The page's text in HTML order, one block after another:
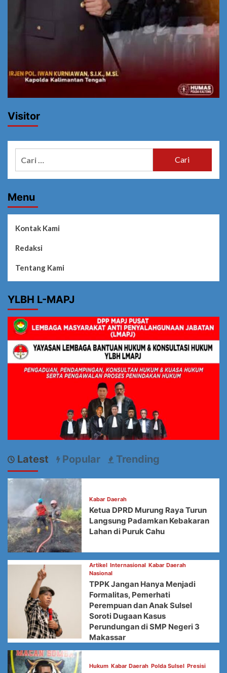
Visitor
Menu
Kontak Kami
Redaksi
Tentang Kami
YLBH L-MAPJ
Latest Popular Trending
Kabar Daerah
Ketua DPRD Murung Raya Turun
Langsung Padamkan Kebakaran
Lahan di Puruk Cahu
Artikel Internasional Kabar Daerah
Nasional
TPPK Jangan Hanya Menjadi
Formalitas, Pemerhati
Perempuan dan Anak Sulsel
Soroti Dugaan Kasus
Perundungan di SMP Negeri 3
Makassar
Hukum Kabar Daerah Polda Sulsel Presisi